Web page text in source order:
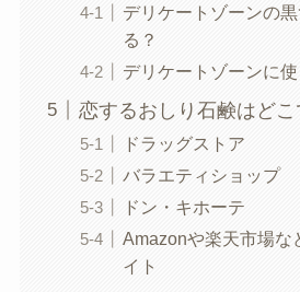
デリケートゾーンの
る？
デリケートゾーンに
恋するおしり石鹸はどこ
ドラッグストア
バラエティショップ
ドン・キホーテ
Amazonや楽天市場な
イト